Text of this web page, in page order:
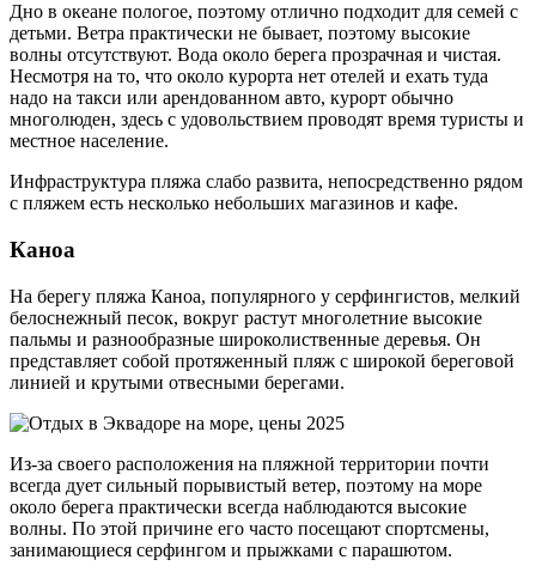
Дно в океане пологое, поэтому отлично подходит для семей с
детьми. Ветра практически не бывает, поэтому высокие
волны отсутствуют. Вода около берега прозрачная и чистая.
Несмотря на то, что около курорта нет отелей и ехать туда
надо на такси или арендованном авто, курорт обычно
многолюден, здесь с удовольствием проводят время туристы и
местное население.
Инфраструктура пляжа слабо развита, непосредственно рядом
с пляжем есть несколько небольших магазинов и кафе.
Каноа
На берегу пляжа Каноа, популярного у серфингистов, мелкий
белоснежный песок, вокруг растут многолетние высокие
пальмы и разнообразные широколиственные деревья. Он
представляет собой протяженный пляж с широкой береговой
линией и крутыми отвесными берегами.
Из-за своего расположения на пляжной территории почти
всегда дует сильный порывистый ветер, поэтому на море
около берега практически всегда наблюдаются высокие
волны. По этой причине его часто посещают спортсмены,
занимающиеся серфингом и прыжками с парашютом.